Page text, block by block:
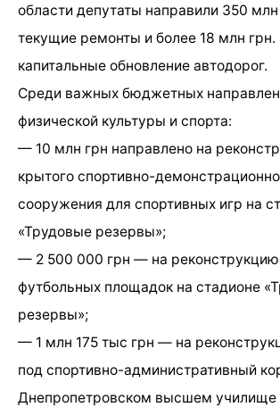
области депутаты направили 350 млн
текущие ремонты и более 18 млн грн.
капитальные обновление автодорог.
Среди важных бюджетных
физической культуры и спорта:
— 10 млн грн направлено на
крытого спортивно-
сооружения для спортивных игр на
«Трудовые резервы»;
— 2 500 000 грн — на
футбольных площадок на стадионе
резервы»;
— 1 млн 175 тыс грн — на
под спортивно-административный
Днепропетровском высшем училище